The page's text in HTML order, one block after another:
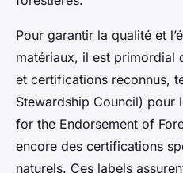
Pour garantir la qualité et
matériaux, il est primordial
et certifications reconnus,
Stewardship Council) pour
for the Endorsement of
encore des certifications
naturels. Ces labels